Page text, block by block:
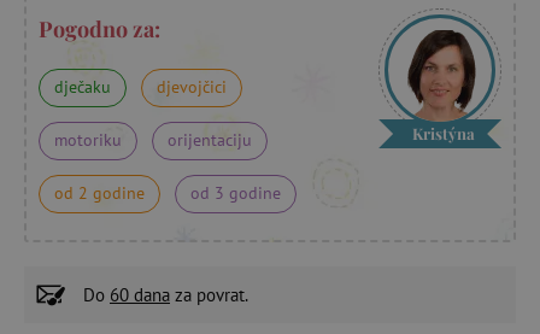
Pogodno za:
dječaku djevojčici
motoriku orijentaciju
od 2 godine od 3 godine
Kristýna
Do 60 dana za povrat.